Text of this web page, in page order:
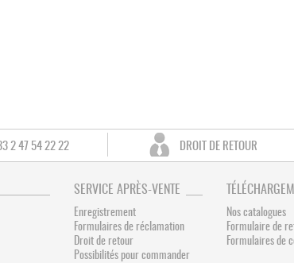
2 47 54 22 22 DROIT DE RETOUR
SERVICE APRÈS-VENTE
Enregistrement
Formulaires de réclamation
Droit de retour
Possibilités pour commander
Nos catalogues
Formulaire de
Formulaires de